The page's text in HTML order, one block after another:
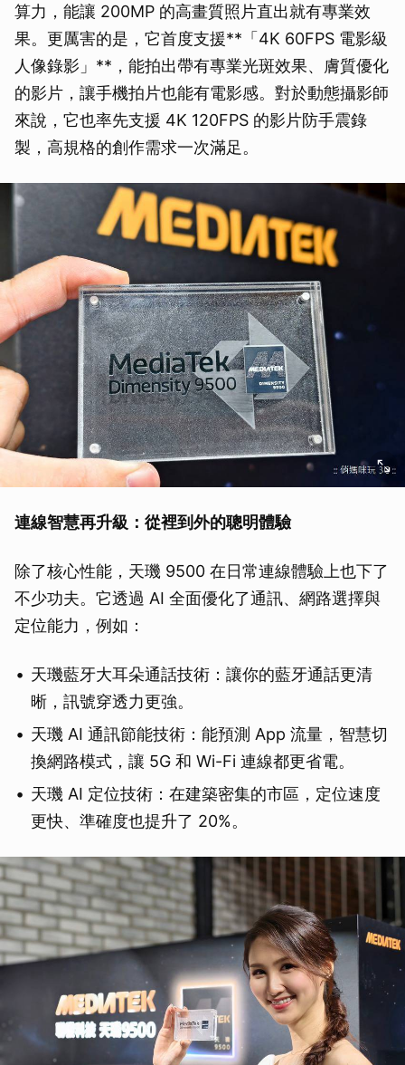
算力，能讓 200MP 的高畫質照片直出就有專業效
果。更厲害的是，它首度支援**「4K 60FPS 電影級
人像錄影」**，能拍出帶有專業光斑效果、膚質優化
的影片，讓手機拍片也能有電影感。對於動態攝影師
來說，它也率先支援 4K 120FPS 的影片防手震錄
製，高規格的創作需求一次滿足。
連線智慧再升級：從裡到外的聰明體驗
除了核心性能，天璣 9500 在日常連線體驗上也下了
不少功夫。它透過 AI 全面優化了通訊、網路選擇與
定位能力，例如：
天璣藍牙大耳朵通話技術：讓你的藍牙通話更清
晰，訊號穿透力更強。
天璣 AI 通訊節能技術：能預測 App 流量，智慧切
換網路模式，讓 5G 和 Wi-Fi 連線都更省電。
天璣 AI 定位技術：在建築密集的市區，定位速度
更快、準確度也提升了 20%。